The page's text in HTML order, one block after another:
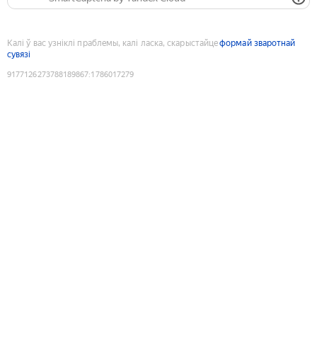
Калі ў вас узніклі праблемы, калі ласка, скарыстайцеформай зваротнай
сувязі
9177126273788189867:1786017279